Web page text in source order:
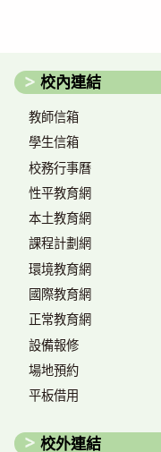
校內連結
教師信箱
學生信箱
校務行事曆
性平教育網
本土教育網
課程計劃網
環境教育網
國際教育網
正常教育網
設備報修
場地預約
平板借用
校外連結